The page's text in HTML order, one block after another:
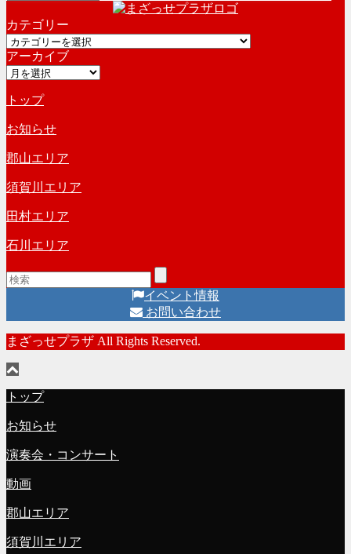
カ
イ
ブ
カテゴリー
カ
テ
ゴ
ー
アーカイブ
ア
カ
イ
ブ
トップ
お知らせ
郡山エリア
須賀川エリア
田村エリア
石川エリア
イベント情報
お問い合わせ
まざっせプラザ All Rights Reserved.
トップ
お知らせ
演奏会・コンサート
動画
郡山エリア
須賀川エリア